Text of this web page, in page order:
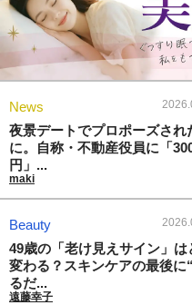
News
夜景デートでプロポーズされ
に。自称・不動産役員に「
円」...
maki
Beauty
49歳の「老け見えサイン」は
変わる？スキンケアの最後に
るだ...
遠藤幸子